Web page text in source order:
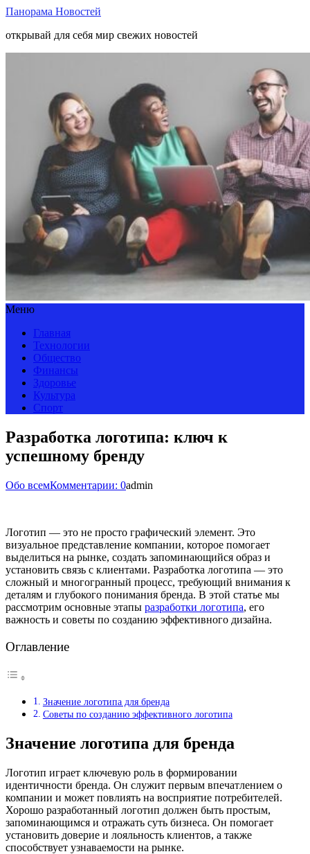
Панорама Новостей
открывай для себя мир свежих новостей
Меню
Главная
Технологии
Общество
Финансы
Здоровье
Культура
Спорт
Разработка логотипа: ключ к
успешному бренду
Обо всемКомментарии: 0admin
Логотип — это не просто графический элемент. Это
визуальное представление компании, которое помогает
выделиться на рынке, создать запоминающийся образ и
установить связь с клиентами. Разработка логотипа — это
сложный и многогранный процесс, требующий внимания к
деталям и глубокого понимания бренда. В этой статье мы
рассмотрим основные этапы разработки логотипа, его
важность и советы по созданию эффективного дизайна.
Оглавление
Значение логотипа для бренда
Советы по созданию эффективного логотипа
Значение логотипа для бренда
Логотип играет ключевую роль в формировании
идентичности бренда. Он служит первым впечатлением о
компании и может повлиять на восприятие потребителей.
Хорошо разработанный логотип должен быть простым,
запоминающимся и отражать суть бизнеса. Он помогает
установить доверие и лояльность клиентов, а также
способствует узнаваемости на рынке.